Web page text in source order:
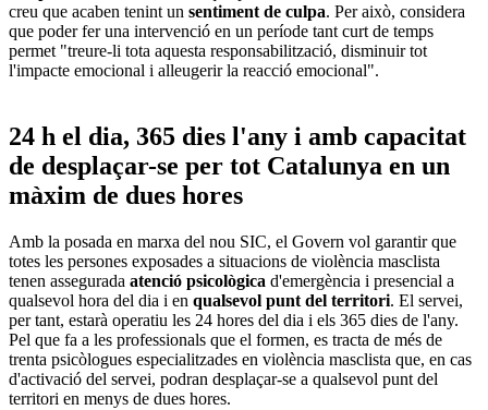
creu que acaben tenint un sentiment de culpa. Per això, considera
que poder fer una intervenció en un període tant curt de temps
permet "treure-li tota aquesta responsabilització, disminuir tot
l'impacte emocional i alleugerir la reacció emocional".
24 h el dia, 365 dies l'any i amb capacitat
de desplaçar-se per tot Catalunya en un
màxim de dues hores
Amb la posada en marxa del nou SIC, el Govern vol garantir que
totes les persones exposades a situacions de violència masclista
tenen assegurada atenció psicològica d'emergència i presencial a
qualsevol hora del dia i en qualsevol punt del territori. El servei,
per tant, estarà operatiu les 24 hores del dia i els 365 dies de l'any.
Pel que fa a les professionals que el formen, es tracta de més de
trenta psicòlogues especialitzades en violència masclista que, en cas
d'activació del servei, podran desplaçar-se a qualsevol punt del
territori en menys de dues hores.